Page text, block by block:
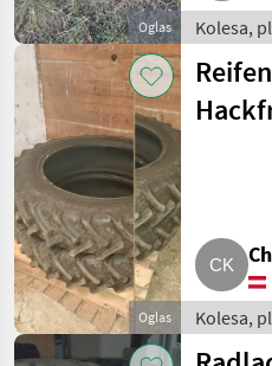
Oglas
Kolesa,
Druga
platišča in
Oglas
Kolesa,